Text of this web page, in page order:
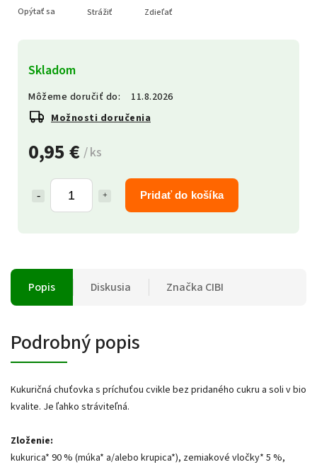
0,95 € / ks
Pridať do košíka
Skladom
Môžeme doručiť do:
11.8.2026
Možnosti doručenia
Opýtať sa Strážiť Zdieľať
Popis Diskusia Značka CIBI
Podrobný popis
Kukuričná chuťovka s príchuťou cvikle bez pridaného cukru a soli v bio
kvalite. Je ľahko stráviteľná.
Zloženie:
kukurica* 90 % (múka* a/alebo krupica*), zemiakové vločky* 5 %,